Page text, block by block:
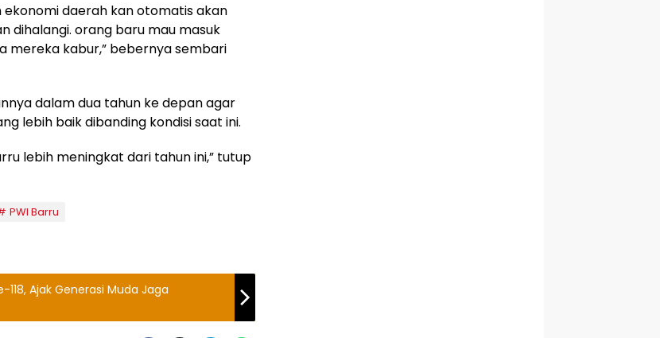
daerah kan otomatis akan
dihalangi. orang baru mau masuk
mereka kabur,” bebernya sembari
dalam dua tahun ke depan agar
lebih baik dibanding kondisi saat ini.
lebih meningkat dari tahun ini,” tutup
PWI Barru
Ajak Generasi Muda Jaga